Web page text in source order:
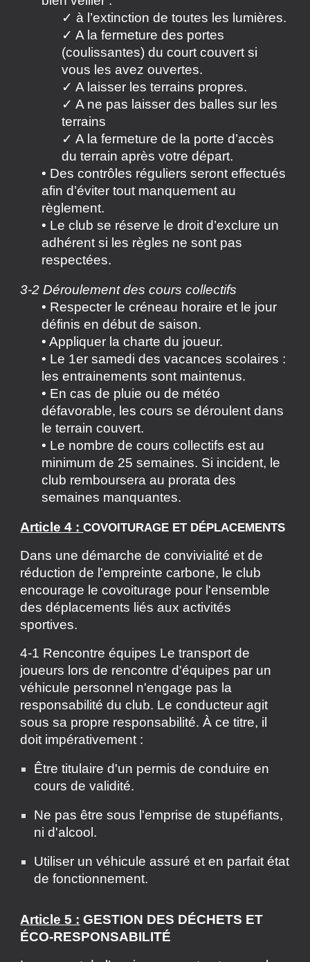
✓ à l’extinction de toutes les lumières.
✓ A la fermeture des portes
(coulissantes) du court couvert si
vous les avez ouvertes.
✓ A laisser les terrains propres.
✓ A ne pas laisser des balles sur les
terrains
✓ A la fermeture de la porte d’accès
du terrain après votre départ.
• Des contrôles réguliers seront effectués
afin d’éviter tout manquement au
règlement.
• Le club se réserve le droit d’exclure un
adhérent si les règles ne sont pas
respectées.
3-2 Déroulement des cours collectifs
• Respecter le créneau horaire et le jour
définis en début de saison.
• Appliquer la charte du joueur.
• Le 1er samedi des vacances scolaires :
les entrainements sont maintenus.
• En cas de pluie ou de météo
défavorable, les cours se déroulent dans
le terrain couvert.
• Le nombre de cours collectifs est au
minimum de 25 semaines. Si incident, le
club remboursera au prorata des
semaines manquantes.
Article 4 :COVOITURAGE ET DÉPLACEMENTS
Dans une démarche de convivialité et de
réduction de l'empreinte carbone, le club
encourage le covoiturage pour l'ensemble
des déplacements liés aux activités
sportives.
4-1 Rencontre équipes Le transport de
joueurs lors de rencontre d'équipes par un
véhicule personnel n'engage pas la
responsabilité du club. Le conducteur agit
sous sa propre responsabilité. À ce titre, il
doit impérativement :
Être titulaire d'un permis de conduire en
cours de validité.
Ne pas être sous l'emprise de stupéfiants,
ni d'alcool.
Utiliser un véhicule assuré et en parfait état
de fonctionnement.
Article5 : GESTION DES DÉCHETS ET
ÉCO-RESPONSABILITÉ